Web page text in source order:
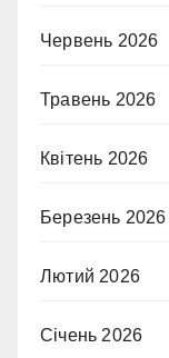
Червень 2026
Травень 2026
Квітень 2026
Березень 2026
Лютий 2026
Січень 2026